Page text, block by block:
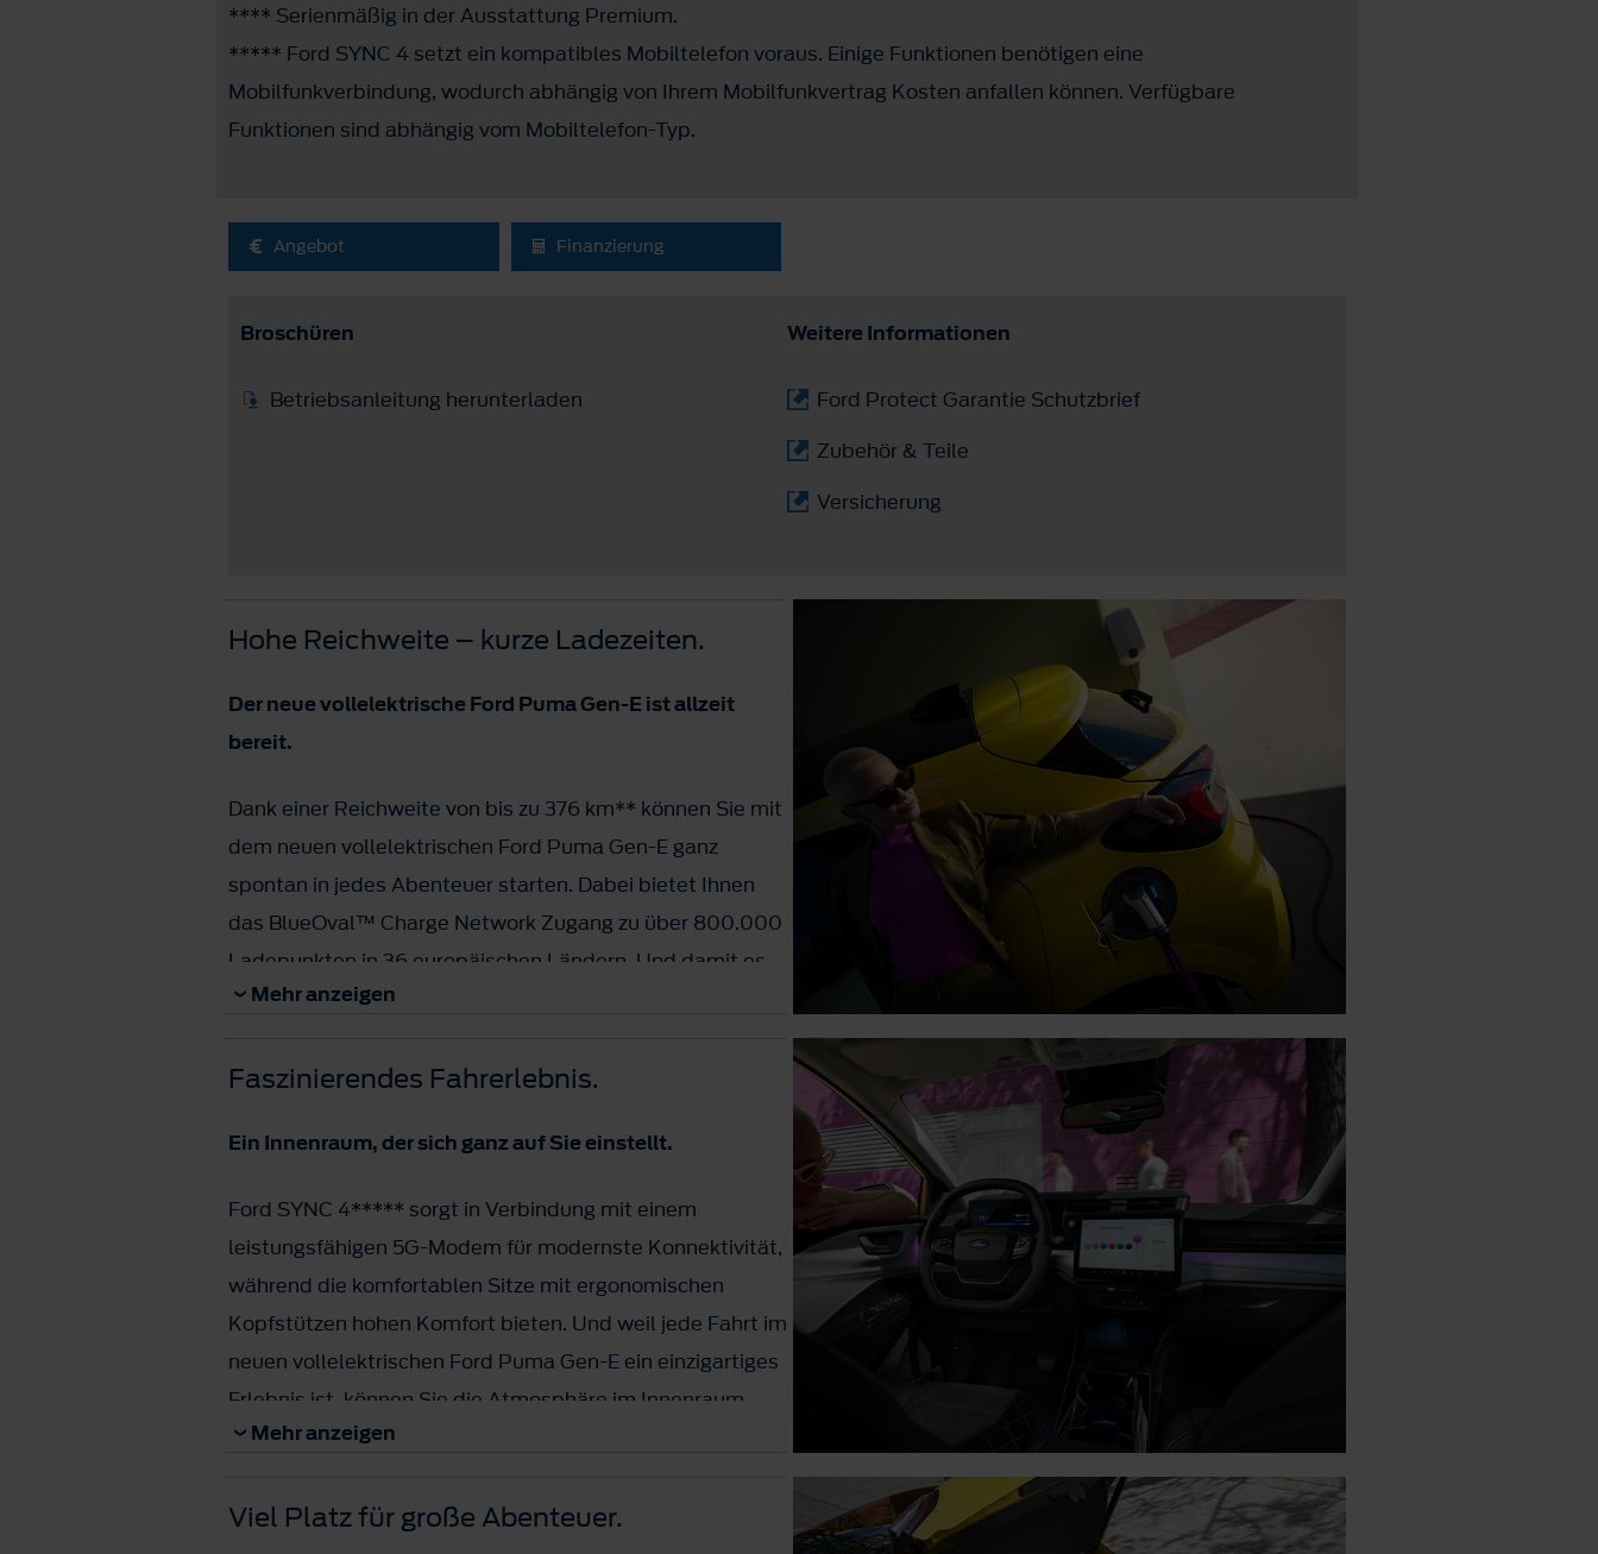
**** Serienmäßig in der Ausstattung Premium.
***** Ford SYNC 4 setzt ein kompatibles Mobiltelefon voraus. Einige Funktionen benötigen eine
Mobilfunkverbindung, wodurch abhängig von Ihrem Mobilfunkvertrag Kosten anfallen können. Verfügbare
Funktionen sind abhängig vom Mobiltelefon-Typ.
Angebot Finanzierung
Broschüren
Betriebsanleitung herunterladen
Weitere Informationen
Ford Protect Garantie Schutzbrief
Zubehör & Teile
Versicherung
Hohe Reichweite – kurze Ladezeiten.
Der neue vollelektrische Ford Puma Gen-E ist allzeit
bereit.
Dank einer Reichweite von bis zu 376 km** können Sie mit
dem neuen vollelektrischen Ford Puma Gen-E ganz
spontan in jedes Abenteuer starten. Dabei bietet Ihnen
das BlueOval™ Charge Network Zugang zu über 800.000
Ladepunkten in 36 europäischen Ländern. Und damit es
direkt weitergehen kann, beträgt die Ladezeit von 10 %
Mehr anzeigen
Faszinierendes Fahrerlebnis.
Ein Innenraum, der sich ganz auf Sie einstellt.
Ford SYNC 4***** sorgt in Verbindung mit einem
leistungsfähigen 5G-Modem für modernste Konnektivität,
während die komfortablen Sitze mit ergonomischen
Kopfstützen hohen Komfort bieten. Und weil jede Fahrt im
neuen vollelektrischen Ford Puma Gen-E ein einzigartiges
Erlebnis ist, können Sie die Atmosphäre im Innenraum
über die mehrfarbige Ambientebeleuchtung nach Ihren
Mehr anzeigen
Viel Platz für große Abenteuer.